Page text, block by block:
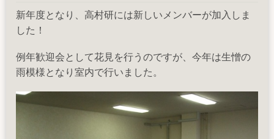
見
の
新年度となり、高村研には新しいメンバーが加入しま
した！
例年歓迎会として花見を行うのですが、今年は生憎の
雨模様となり室内で行いました。